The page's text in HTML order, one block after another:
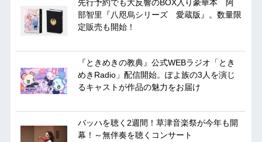
先行予約でも大反響のBOX入り豪華本 阿
部智里『八咫烏シリーズ 愛蔵版』。数量限
定販売も開始！
『ときめきの教典』公式WEBラジオ「とき
めきRadio」配信開始。ぽよ族の3人を演じ
るキャストが作品の魅力をお届け
バッハを聴く2週間！草津音楽祭が今年も開
幕！～無伴奏を聴くコンサート